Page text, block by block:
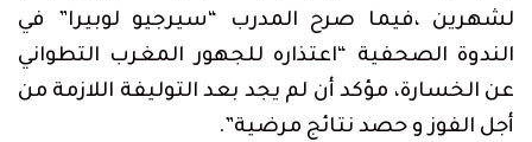
لشهرين ،فيما صرح المدرب “سيرجيو لوبيرا” في
الندوة الصحفية “اعتذاره للجهور المغرب التطواني
عن الخسارة، مؤكد أن لم يجد بعد التوليفة اللازمة من
أجل الفوز و حصد نتائج مرضية”.